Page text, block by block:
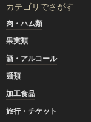
カテゴリでさがす
肉・ハム類
果実類
酒・アルコール
麺類
加工食品
旅行・チケット